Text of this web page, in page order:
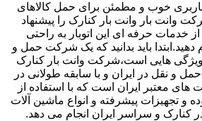
خوب و مطمئن برای حمل کالاهای
وانت بار وانت بار کنارک را پیشنهاد
از خدمات حرفه ای این اتوبار به راحتی
دهید.ابتدا باید بدانید که یک شرکت حمل و
هایی است،شرکت وانت بار کنارک
و نقل در ایران و با سابقه طولانی در
های معتبر ایران است که با استفاده از
و تجهیزات پیشرفته و انواع ماشین آلات
کنارک و سراسر ایران انجام می دهد.